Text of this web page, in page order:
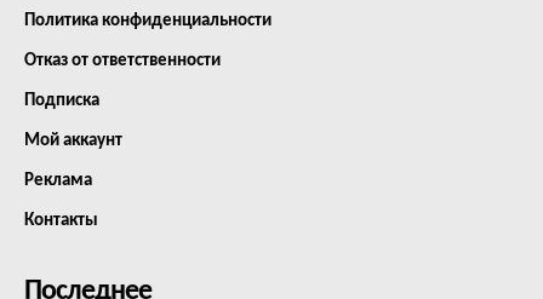
Политика конфиденциальности
Отказ от ответственности
Подписка
Мой аккаунт
Реклама
Контакты
Последнее